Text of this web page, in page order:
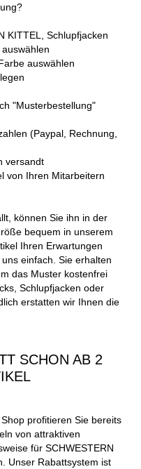
KITTEL, Schlupfjacken
auswählen
"Musterbestellung"
(Paypal, Rechnung,
versandt
von Ihren Mitarbeitern
können Sie ihn in der
bequem in unserem
Ihren Erwartungen
einfach. Sie erhalten
das Muster kostenfrei
Schlupfjacken oder
erstatten wir Ihnen die
SCHON AB 2
profitieren Sie bereits
von attraktiven
für SCHWESTERN
Unser Rabattsystem ist